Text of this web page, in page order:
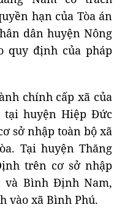
hạn của Tòa án
dân huyện Nông
quy định của pháp
chính cấp xã của
tại huyện Hiệp Đức
sở nhập toàn bộ xã
Tại huyện Thăng
trên cơ sở nhập
và Bình Định Nam,
vào xã Bình Phú.